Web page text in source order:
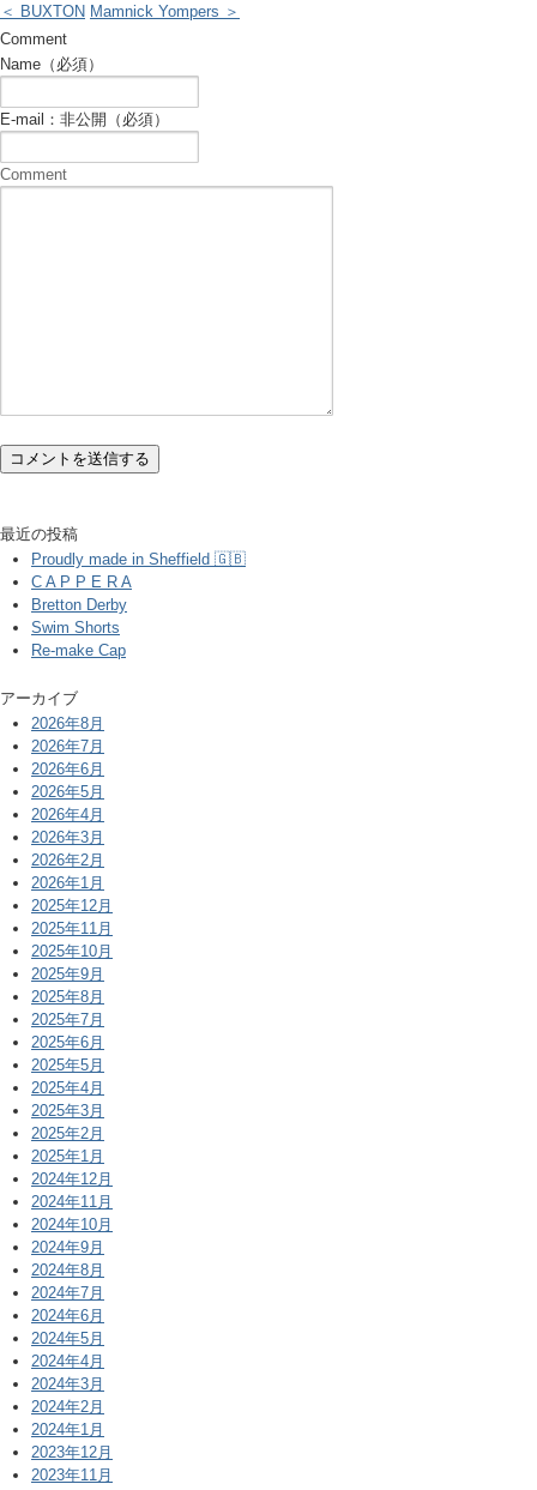
＜ BUXTON Mamnick Yompers ＞
Comment
Name（必須）
E-mail：非公開（必須）
Comment
最近の投稿
Proudly made in Sheffield 🇬🇧
C A P P E R A
Bretton Derby
Swim Shorts
Re-make Cap
アーカイブ
2026年8月
2026年7月
2026年6月
2026年5月
2026年4月
2026年3月
2026年2月
2026年1月
2025年12月
2025年11月
2025年10月
2025年9月
2025年8月
2025年7月
2025年6月
2025年5月
2025年4月
2025年3月
2025年2月
2025年1月
2024年12月
2024年11月
2024年10月
2024年9月
2024年8月
2024年7月
2024年6月
2024年5月
2024年4月
2024年3月
2024年2月
2024年1月
2023年12月
2023年11月